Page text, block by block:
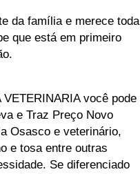
da família e merece toda
que está em primeiro
você pode
e Traz Preço Novo
Osasco e veterinário,
e tosa entre outras
Se diferenciado